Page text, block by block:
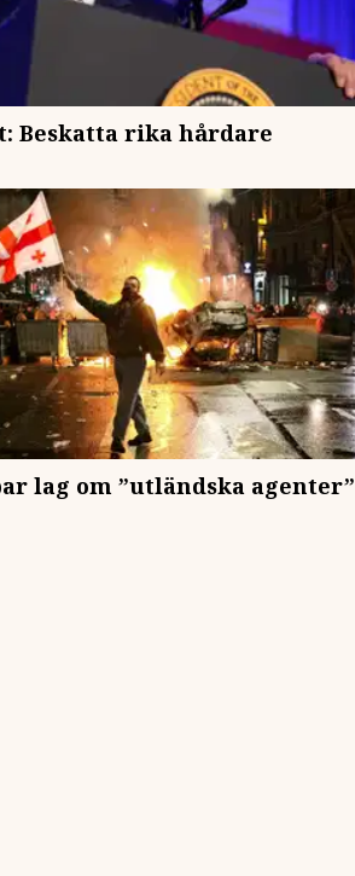
Beskatta rika hårdare
lag om ”utländska agenter”